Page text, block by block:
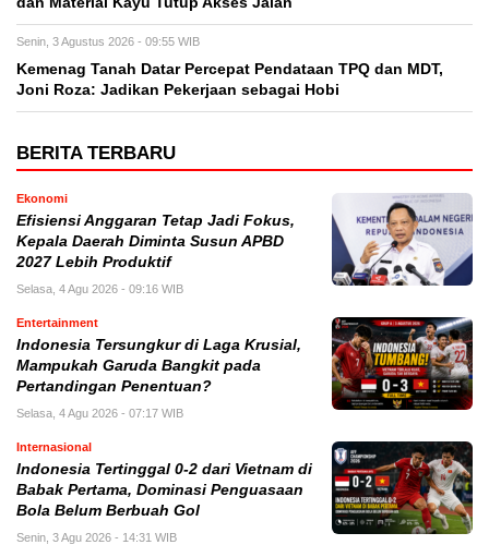
Senin, 3 Agustus 2026 - 09:55 WIB
Kemenag Tanah Datar Percepat Pendataan TPQ dan MDT,
Joni Roza: Jadikan Pekerjaan sebagai Hobi
BERITA TERBARU
Ekonomi
Efisiensi Anggaran Tetap Jadi Fokus,
Kepala Daerah Diminta Susun APBD
2027 Lebih Produktif
Selasa, 4 Agu 2026 - 09:16 WIB
Entertainment
Indonesia Tersungkur di Laga Krusial,
Mampukah Garuda Bangkit pada
Pertandingan Penentuan?
Selasa, 4 Agu 2026 - 07:17 WIB
Internasional
Indonesia Tertinggal 0-2 dari Vietnam di
Babak Pertama, Dominasi Penguasaan
Bola Belum Berbuah Gol
Senin, 3 Agu 2026 - 14:31 WIB